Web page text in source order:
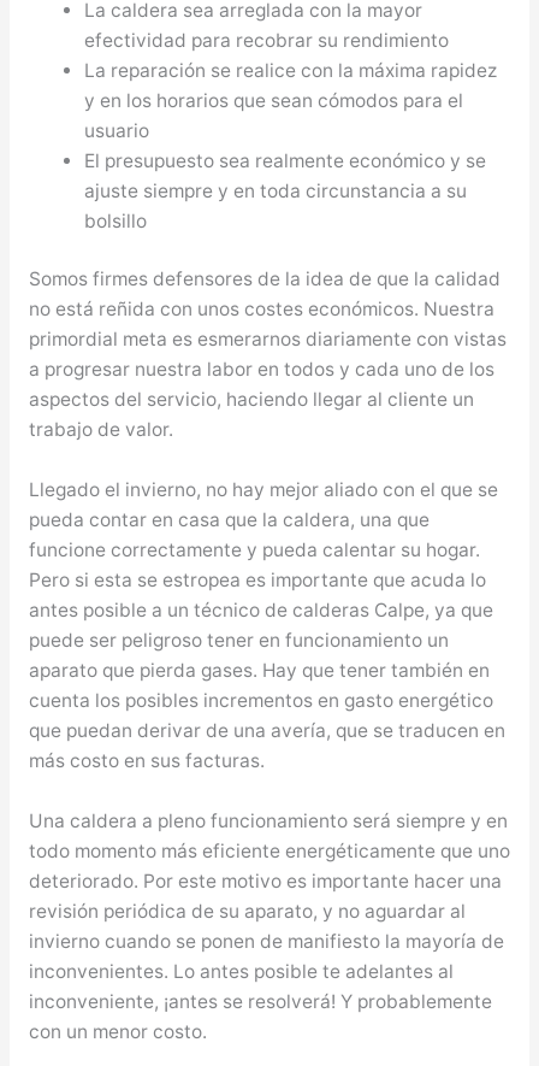
La caldera sea arreglada con la mayor
efectividad para recobrar su rendimiento
La reparación se realice con la máxima rapidez
y en los horarios que sean cómodos para el
usuario
El presupuesto sea realmente económico y se
ajuste siempre y en toda circunstancia a su
bolsillo
Somos firmes defensores de la idea de que la calidad
no está reñida con unos costes económicos. Nuestra
primordial meta es esmerarnos diariamente con vistas
a progresar nuestra labor en todos y cada uno de los
aspectos del servicio, haciendo llegar al cliente un
trabajo de valor.
Llegado el invierno, no hay mejor aliado con el que se
pueda contar en casa que la caldera, una que
funcione correctamente y pueda calentar su hogar.
Pero si esta se estropea es importante que acuda lo
antes posible a un técnico de calderas Calpe, ya que
puede ser peligroso tener en funcionamiento un
aparato que pierda gases. Hay que tener también en
cuenta los posibles incrementos en gasto energético
que puedan derivar de una avería, que se traducen en
más costo en sus facturas.
Una caldera a pleno funcionamiento será siempre y en
todo momento más eficiente energéticamente que uno
deteriorado. Por este motivo es importante hacer una
revisión periódica de su aparato, y no aguardar al
invierno cuando se ponen de manifiesto la mayoría de
inconvenientes. Lo antes posible te adelantes al
inconveniente, ¡antes se resolverá! Y probablemente
con un menor costo.